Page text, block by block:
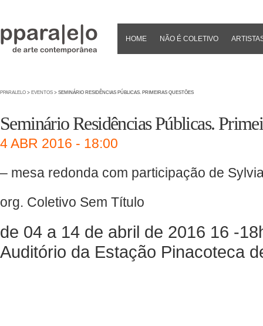
HOME NÃO É COLETIVO
PPARALELO > EVENTOS > SEMINÁRIO RESIDÊNCIAS PÚBLICAS. PRIMEIRAS QUESTÕES
Seminário Residências Públicas.
4 ABR 2016 - 18:00
– mesa redonda com participação de
org. Coletivo Sem Título
de 04 a 14 de abril de 2016 16 -
Auditório da Estação Pinacoteca